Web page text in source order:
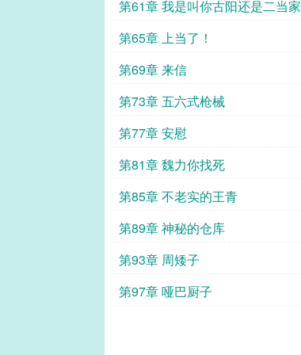
第61章 我是叫你古阳还是二当家
第65章 上当了！
第69章 来信
第73章 五六式枪械
第77章 安慰
第81章 魏力你找死
第85章 不老实的王青
第89章 神秘的仓库
第93章 周矮子
第97章 哑巴厨子